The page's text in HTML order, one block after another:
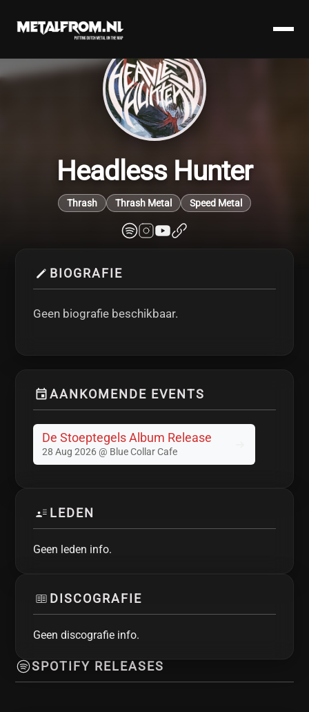
Headless Hunter
Thrash Thrash Metal Speed Metal
BIOGRAFIE
Geen biografie beschikbaar.
AANKOMENDE EVENTS
De Stoeptegels Album Release
28 Aug 2026 @ Blue Collar Cafe
LEDEN
Geen leden info.
DISCOGRAFIE
Geen discografie info.
SPOTIFY RELEASES